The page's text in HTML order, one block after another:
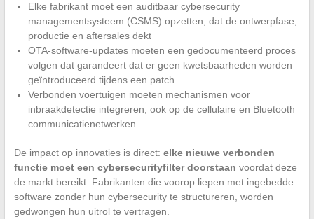
Elke fabrikant moet een auditbaar cybersecurity
managementsysteem (CSMS) opzetten, dat de ontwerpfase,
productie en aftersales dekt
OTA-software-updates moeten een gedocumenteerd proces
volgen dat garandeert dat er geen kwetsbaarheden worden
geïntroduceerd tijdens een patch
Verbonden voertuigen moeten mechanismen voor
inbraakdetectie integreren, ook op de cellulaire en Bluetooth
communicatienetwerken
De impact op innovaties is direct: elke nieuwe verbonden
functie moet een cybersecurityfilter doorstaan voordat deze
de markt bereikt. Fabrikanten die voorop liepen met ingebedde
software zonder hun cybersecurity te structureren, worden
gedwongen hun uitrol te vertragen.